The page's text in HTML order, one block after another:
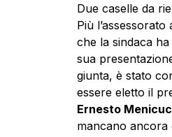
Due caselle da
Più
che la sindaca
sua
giunta, è stato
essere eletto il
Ernesto
mancano